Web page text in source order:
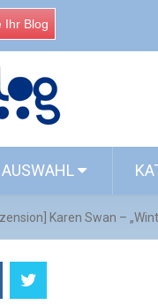
Ihr Blog
AUSWAHL
Karen Swan –